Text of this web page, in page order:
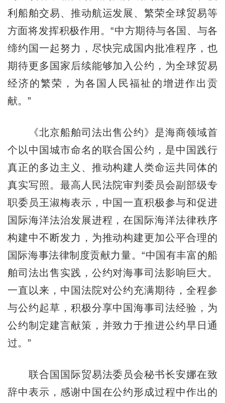
利船舶交易、推动航运发展、繁荣全球贸易等
方面将发挥积极作用。“中方期待与各国、与各
缔约国一起努力，尽快完成国内批准程序，也
期待更多国家后续能够加入公约，为全球贸易
经济的繁荣，为各国人民福祉的增进作出贡
献。”
《北京船舶司法出售公约》是海商领域首
个以中国城市命名的联合国公约，是中国践行
真正的多边主义、推动构建人类命运共同体的
真实写照。最高人民法院审判委员会副部级专
职委员王淑梅表示，中国一直积极参与和促进
国际海洋法治发展进程，在国际海洋法律秩序
构建中不断发力，为推动构建更加公平合理的
国际海事法律制度贡献力量。“中国有丰富的船
舶司法出售实践，公约对海事司法影响巨大。
一直以来，中国法院对公约充满期待，全程参
与公约起草，积极分享中国海事司法经验，为
公约制定建言献策，并致力于推进公约早日通
过。”
联合国国际贸易法委员会秘书长安娜在致
辞中表示，感谢中国在公约形成过程中作出的